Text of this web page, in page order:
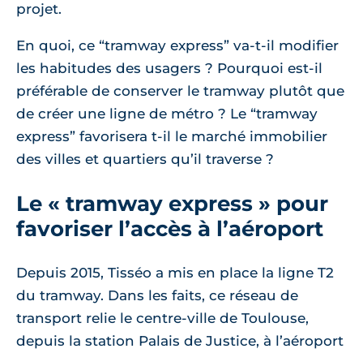
projet.
En quoi, ce “tramway express” va-t-il modifier
les habitudes des usagers ? Pourquoi est-il
préférable de conserver le tramway plutôt que
de créer une ligne de métro ? Le “tramway
express” favorisera t-il le marché immobilier
des villes et quartiers qu’il traverse ?
Le « tramway express » pour
favoriser l’accès à l’aéroport
Depuis 2015, Tisséo a mis en place la ligne T2
du tramway. Dans les faits, ce réseau de
transport relie le centre-ville de Toulouse,
depuis la station Palais de Justice, à l’aéroport